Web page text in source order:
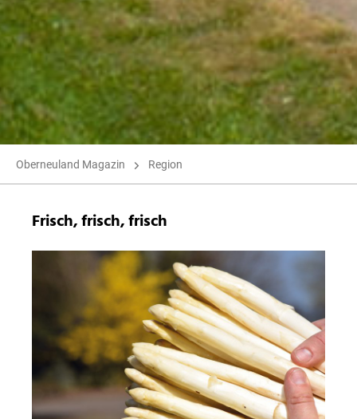
Oberneuland Magazin Region
Frisch, frisch, frisch